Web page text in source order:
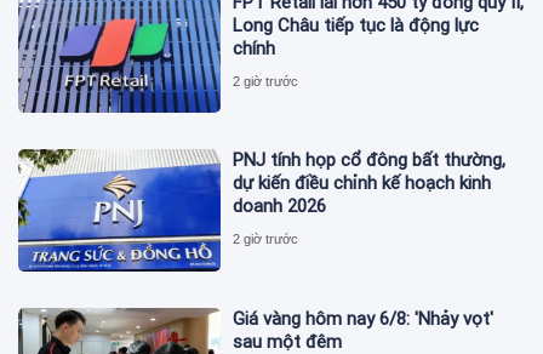
Long Châu tiếp tục là động lực
chính
2 giờ trước
PNJ tính họp cổ đông bất thường,
dự kiến điều chỉnh kế hoạch kinh
doanh 2026
2 giờ trước
Giá vàng hôm nay 6/8: 'Nhảy vọt'
sau một đêm